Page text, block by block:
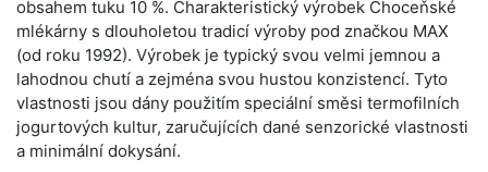
obsahem tuku 10 %. Charakteristický výrobek Choceňské
mlékárny s dlouholetou tradicí výroby pod značkou MAX
(od roku 1992). Výrobek je typický svou velmi jemnou a
lahodnou chutí a zejména svou hustou konzistencí. Tyto
vlastnosti jsou dány použitím speciální směsi termofilních
jogurtových kultur, zaručujících dané senzorické vlastnosti
a minimální dokysání.